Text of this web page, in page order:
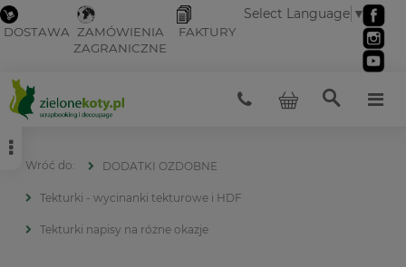
DOSTAWA ZAMÓWIENIA
ZAGRANICZNE
FAKTURY
Select Language ▼
DODATKI OZDOBNE
Tekturki - wycinanki tekturowe i HDF
Tekturki napisy na różne okazje